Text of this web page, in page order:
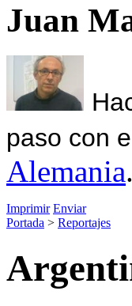
Juan
paso con
Alemania.
Imprimir Enviar
Portada > Reportajes